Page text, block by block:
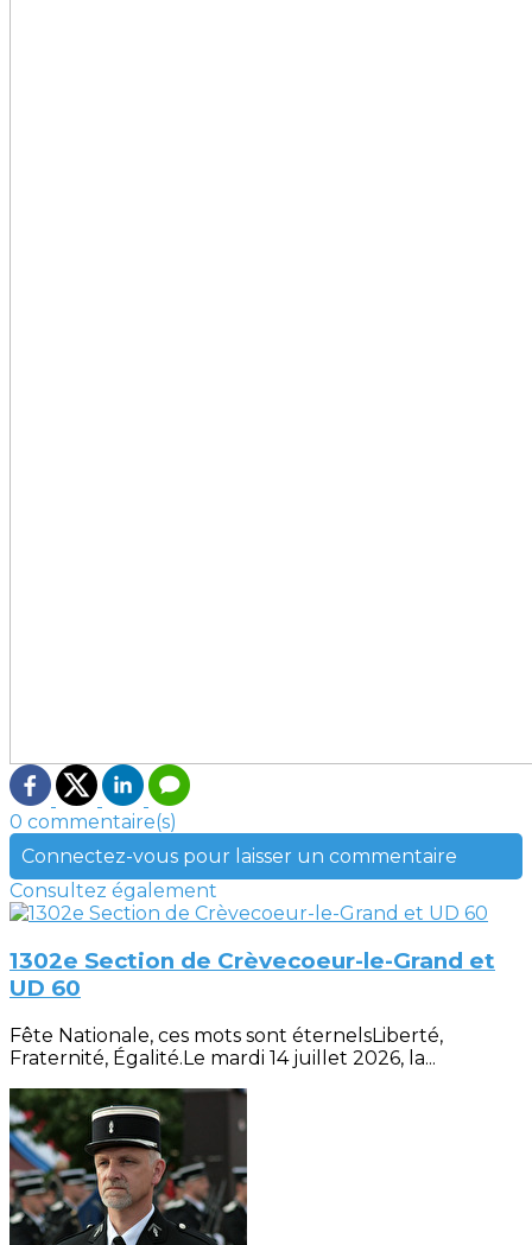
0 commentaire(s)
Connectez-vous pour laisser un commentaire
Consultez également
1302e Section de Crèvecoeur-le-Grand et
UD 60
Fête Nationale, ces mots sont éternelsLiberté,
Fraternité, Égalité.Le mardi 14 juillet 2026, la...